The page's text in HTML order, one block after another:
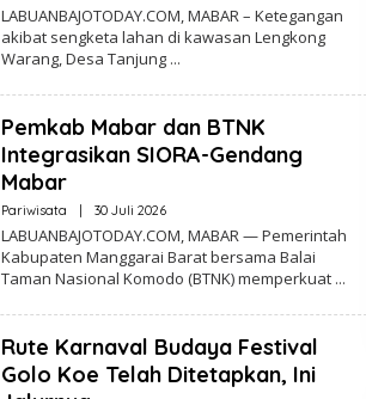
LABUANBAJOTODAY.COM, MABAR – Ketegangan
akibat sengketa lahan di kawasan Lengkong
Warang, Desa Tanjung
Pemkab Mabar dan BTNK
Integrasikan SIORA-Gendang
Mabar
Pariwisata 30 Juli 2026Oleh
LABUANBAJOTODAY.COM, MABAR — Pemerintah
Kabupaten Manggarai Barat bersama Balai
Taman Nasional Komodo (BTNK) memperkuat
Rute Karnaval Budaya Festival
Golo Koe Telah Ditetapkan, Ini